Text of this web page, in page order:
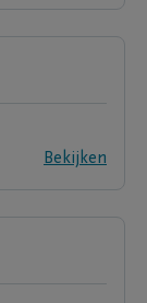
Bekijken